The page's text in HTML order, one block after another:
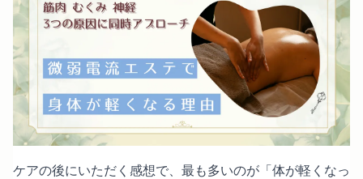
ケアの後にいただく感想で、最も多いのが「体が軽くなっ